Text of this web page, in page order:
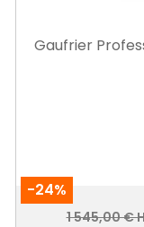
Gaufrier
-24%
Prix
Prix
1 545,00 €